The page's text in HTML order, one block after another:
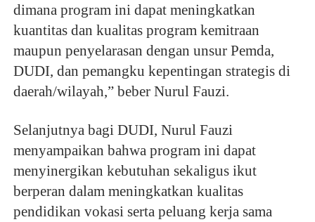
dimana program ini dapat meningkatkan
kuantitas dan kualitas program kemitraan
maupun penyelarasan dengan unsur Pemda,
DUDI, dan pemangku kepentingan strategis di
daerah/wilayah,” beber Nurul Fauzi.
Selanjutnya bagi DUDI, Nurul Fauzi
menyampaikan bahwa program ini dapat
menyinergikan kebutuhan sekaligus ikut
berperan dalam meningkatkan kualitas
pendidikan vokasi serta peluang kerja sama